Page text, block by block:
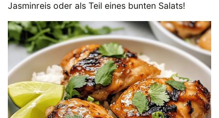
Jasminreis oder als Teil eines bunten Salats!